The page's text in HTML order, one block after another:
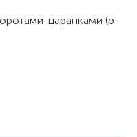
царапками (р-